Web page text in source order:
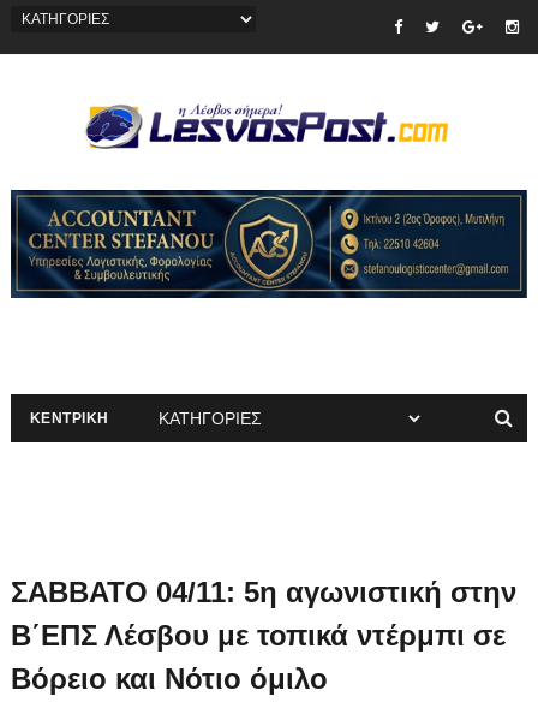
ΚΕΝΤΡΙΚΗ
ΣΑΒΒΑΤΟ 04/11: 5η αγωνιστική στην
Β΄ΕΠΣ Λέσβου με τοπικά ντέρμπι σε
Βόρειο και Νότιο όμιλο